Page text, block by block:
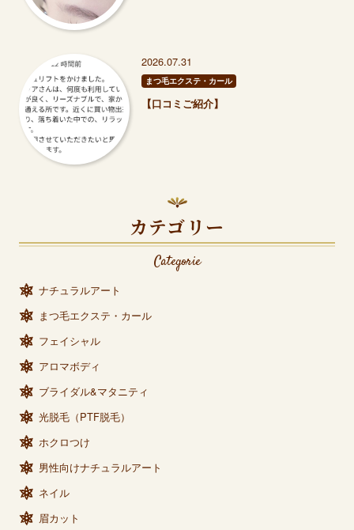
2026.07.31
まつ毛エクステ・カール
【口コミご紹介】
カテゴリー
Categorie
ナチュラルアート
まつ毛エクステ・カール
フェイシャル
アロマボディ
ブライダル&マタニティ
光脱毛（PTF脱毛）
ホクロつけ
男性向けナチュラルアート
ネイル
眉カット